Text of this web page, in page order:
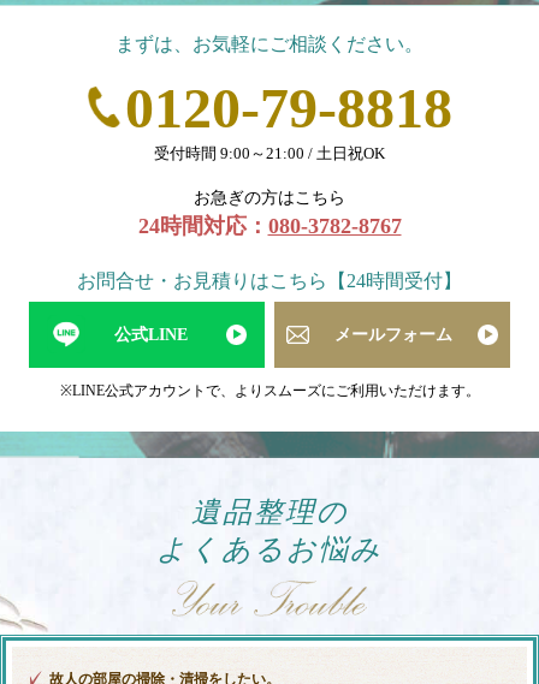
まずは、お気軽にご相談ください。
0120-79-8818
受付時間 9:00～21:00 / 土日祝OK
お急ぎの方はこちら
24時間対応： 080-3782-8767
お問合せ・お見積りはこちら【24時間受付】
公式LINE メールフォーム
※LINE公式アカウントで、よりスムーズにご利用いただけます。
遺品整理の
よくあるお悩み
故人の部屋の掃除・清掃をしたい。